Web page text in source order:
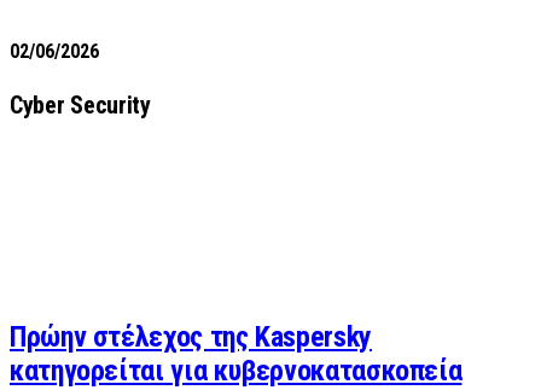
02/06/2026
Cyber Security
Πρώην στέλεχος της Kaspersky
κατηγορείται για κυβερνοκατασκοπεία